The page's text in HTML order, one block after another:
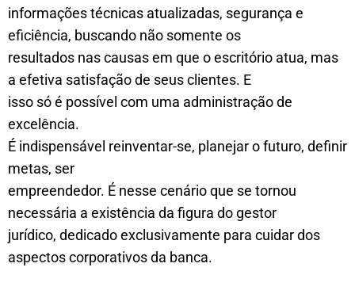
informações técnicas atualizadas, segurança e
eficiência, buscando não somente os
resultados nas causas em que o escritório atua, mas
a efetiva satisfação de seus clientes. E
isso só é possível com uma administração de
excelência.
É indispensável reinventar-se, planejar o futuro, definir
metas, ser
empreendedor. É nesse cenário que se tornou
necessária a existência da figura do gestor
jurídico, dedicado exclusivamente para cuidar dos
aspectos corporativos da banca.